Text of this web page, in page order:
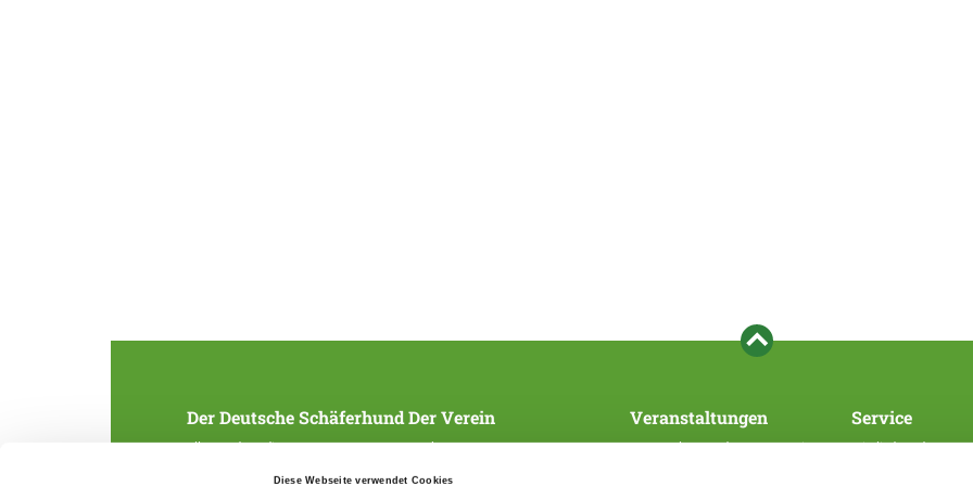
Diese Webseite verwendet Cookies
Der Deutsche Schäferhund
Alles rund um die Rasse
Der Verein
Struktur
Veranstaltungen
Veranstaltungen des Hauptvereins
Service
Mitglied werden